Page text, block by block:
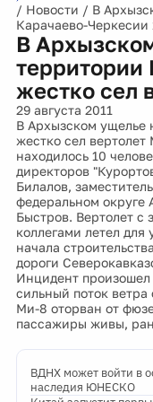
/ Новости / В
Карачаево-
В
территории
жестко сел
29 августа 2011
В Архызском ущелье
жестко сел
находилось 10
директоров
Билалов,
федеральном округе
Быстров. Вертолет с
коллегами летел
начала
дороги
Инцидент
сильный поток ветра
Ми-8 оторван от
пассажиры живы,
ВДНХ может войти в
наследия ЮНЕСКО